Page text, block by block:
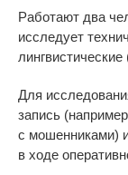
Работают два
исследует
Для
запись
с мошенниками)
в ходе